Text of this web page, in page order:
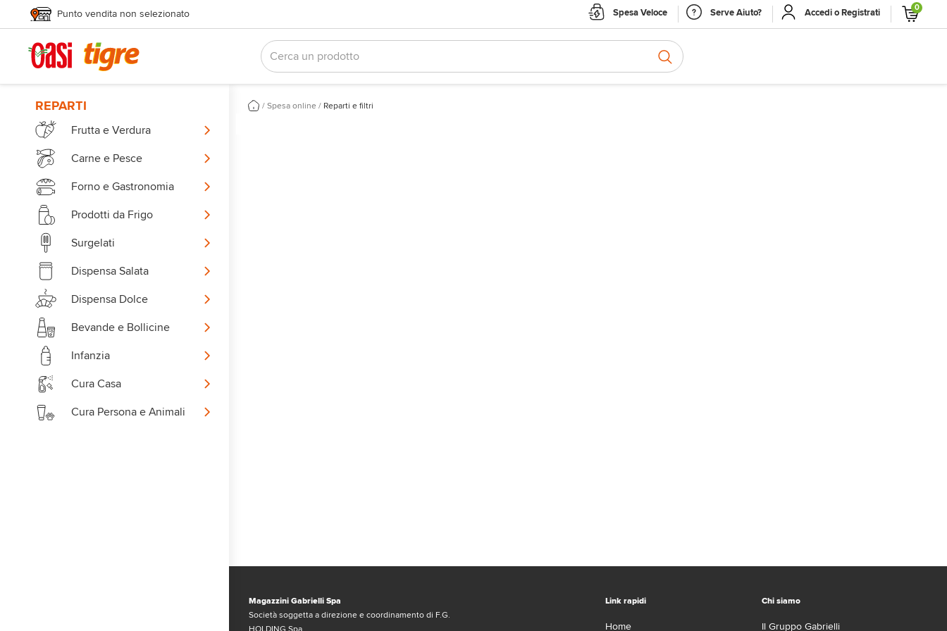
Punto vendita non selezionato Spesa Veloce Serve Aiuto? Accedi o Registrati 0
REPARTI
Frutta e Verdura
Carne e Pesce
Forno e Gastronomia
Prodotti da Frigo
Surgelati
Dispensa Salata
Dispensa Dolce
Bevande e Bollicine
Infanzia
Cura Casa
Cura Persona e Animali
/ Spesa online / Reparti e filtri
Magazzini Gabrielli Spa
Società soggetta a direzione e coordinamento di F.G.
Link rapidi
Home
Chi siamo
Il Gruppo Gabrielli